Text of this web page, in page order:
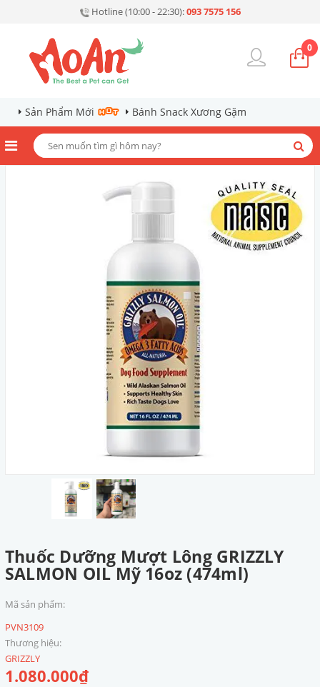
Hotline (10:00 - 22:30):093 7575 156
0
Sản Phẩm Mới Bánh Snack Xương Gặm
Thuốc Dưỡng Mượt Lông GRIZZLY
SALMON OIL Mỹ 16oz (474ml)
Mã sản phẩm:
PVN3109
Thương hiệu:
GRIZZLY
1.080.000₫